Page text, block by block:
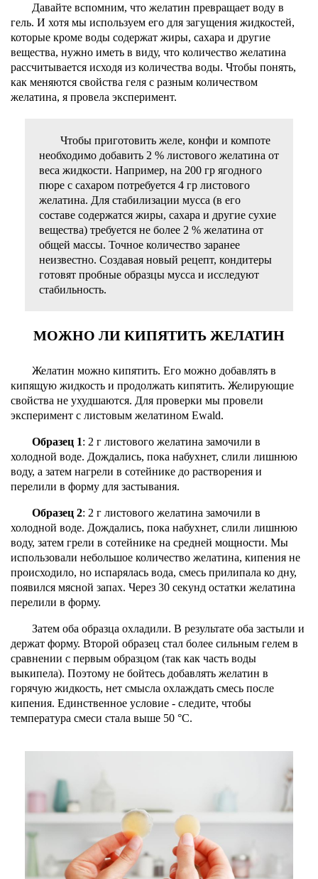
Давайте вспомним, что желатин превращает воду в
гель. И хотя мы используем его для загущения жидкостей,
которые кроме воды содержат жиры, сахара и другие
вещества, нужно иметь в виду, что количество желатина
рассчитывается исходя из количества воды. Чтобы понять,
как меняются свойства геля с разным количеством
желатина, я провела эксперимент.
Чтобы приготовить желе, конфи и компоте
необходимо добавить 2 % листового желатина от
веса жидкости. Например, на 200 гр ягодного
пюре с сахаром потребуется 4 гр листового
желатина. Для стабилизации мусса (в его
составе содержатся жиры, сахара и другие сухие
вещества) требуется не более 2 % желатина от
общей массы. Точное количество заранее
неизвестно. Создавая новый рецепт, кондитеры
готовят пробные образцы мусса и исследуют
стабильность.
МОЖНО ЛИ КИПЯТИТЬ ЖЕЛАТИН
Желатин можно кипятить. Его можно добавлять в
кипящую жидкость и продолжать кипятить. Желирующие
свойства не ухудшаются. Для проверки мы провели
эксперимент с листовым желатином Ewald.
Образец 1: 2 г листового желатина замочили в
холодной воде. Дождались, пока набухнет, слили лишнюю
воду, а затем нагрели в сотейнике до растворения и
перелили в форму для застывания.
Образец 2: 2 г листового желатина замочили в
холодной воде. Дождались, пока набухнет, слили лишнюю
воду, затем грели в сотейнике на средней мощности. Мы
использовали небольшое количество желатина, кипения не
происходило, но испарялась вода, смесь прилипала ко дну,
появился мясной запах. Через 30 секунд остатки желатина
перелили в форму.
Затем оба образца охладили. В результате оба застыли и
держат форму. Второй образец стал более сильным гелем в
сравнении с первым образцом (так как часть воды
выкипела). Поэтому не бойтесь добавлять желатин в
горячую жидкость, нет смысла охлаждать смесь после
кипения. Единственное условие - следите, чтобы
температура смеси стала выше 50 °С.